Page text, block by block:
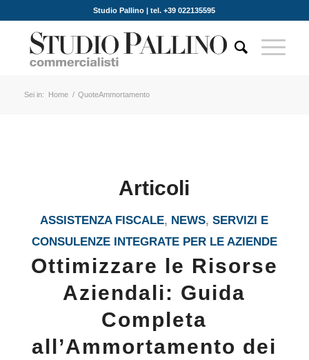
Studio Pallino | tel. +39 022135595
Sei in: Home / QuoteAmmortamento
Articoli
ASSISTENZA FISCALE, NEWS,SERVIZI E
CONSULENZE INTEGRATE PER LE AZIENDE
Ottimizzare le Risorse
Aziendali: Guida
Completa
all’Ammortamento dei